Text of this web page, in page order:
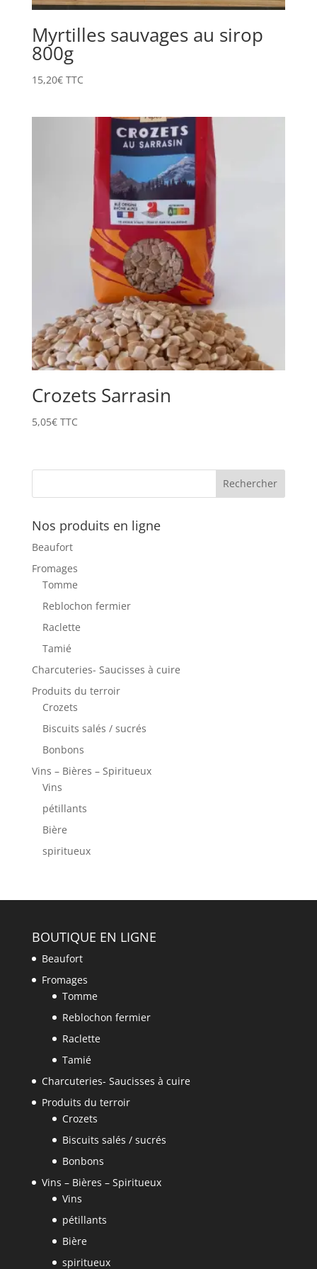
Myrtilles sauvages au sirop
800g
15,20€ TTC
Crozets Sarrasin
5,05€ TTC
Nos produits en ligne
Beaufort
Fromages
Tomme
Reblochon fermier
Raclette
Tamié
Charcuteries- Saucisses à cuire
Produits du terroir
Crozets
Biscuits salés / sucrés
Bonbons
Vins – Bières – Spiritueux
Vins
pétillants
Bière
spiritueux
BOUTIQUE EN LIGNE
Beaufort
Fromages
Tomme
Reblochon fermier
Raclette
Tamié
Charcuteries- Saucisses à cuire
Produits du terroir
Crozets
Biscuits salés / sucrés
Bonbons
Vins – Bières – Spiritueux
Vins
pétillants
Bière
spiritueux